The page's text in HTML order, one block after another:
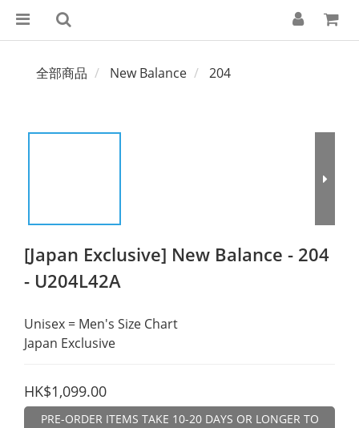
全部商品 New Balance 204
[Japan Exclusive] New Balance - 204
- U204L42A
Unisex = Men's Size Chart
Japan Exclusive
HK$1,099.00
PRE-ORDER ITEMS TAKE 10-20 DAYS OR LONGER TO